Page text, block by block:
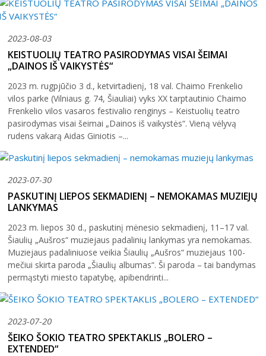
2025 (XXII festivalis)
2024 (XXI festivalis)
2023 (XX festivalis)
2022 (XIX festivalis)
2020 (XVII festivalis)
2018 (XV festivalis)
2004–2017 m. festivalis
2023-08-03
KEISTUOLIŲ TEATRO PASIRODYMAS VISAI ŠEIMAI
„DAINOS IŠ VAIKYSTĖS“
2023 m. rugpjūčio 3 d., ketvirtadienį, 18 val. Chaimo Frenkelio
vilos parke (Vilniaus g. 74, Šiauliai) vyks XX tarptautinio Chaimo
Frenkelio vilos vasaros festivalio renginys – Keistuolių teatro
pasirodymas visai šeimai „Dainos iš vaikystės“. Vieną vėlyvą
rudens vakarą Aidas Giniotis –...
2023-07-30
PASKUTINĮ LIEPOS SEKMADIENĮ – NEMOKAMAS MUZIEJŲ
LANKYMAS
2023 m. liepos 30 d., paskutinį mėnesio sekmadienį, 11–17 val.
Šiaulių „Aušros“ muziejaus padalinių lankymas yra nemokamas.
Muziejaus padaliniuose veikia Šiaulių „Aušros“ muziejaus 100-
mečiui skirta paroda „Šiaulių albumas“. Ši paroda – tai bandymas
permąstyti miesto tapatybę, apibendrinti...
2023-07-20
ŠEIKO ŠOKIO TEATRO SPEKTAKLIS „BOLERO –
EXTENDED“